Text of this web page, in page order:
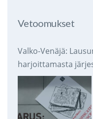
Vetoomukset
Valko-Venäjä:
harjoittamasta
takavarikoinnista ja